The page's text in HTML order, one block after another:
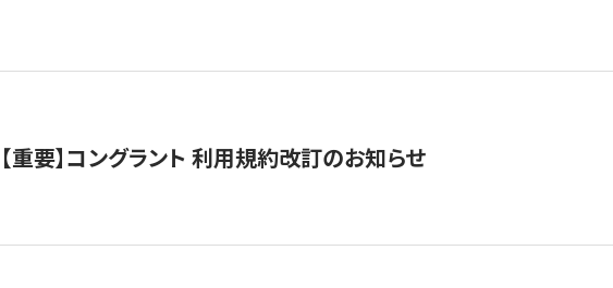
【重要】コングラント 利用規約改訂のお知らせ